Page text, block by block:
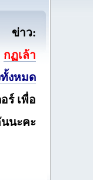
ข่าว:
กฏเล้า
ทั้งหมด
ร์ เพื่อ
นนะคะ